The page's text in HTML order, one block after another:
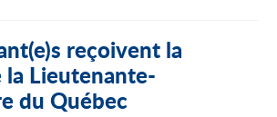
reçoivent la
la Lieutenante-
du Québec